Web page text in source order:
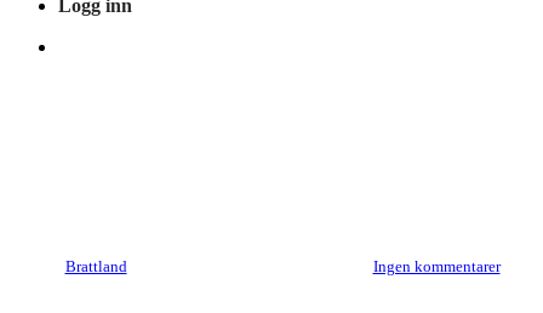
Logg inn
Brattland Ingen kommentarer